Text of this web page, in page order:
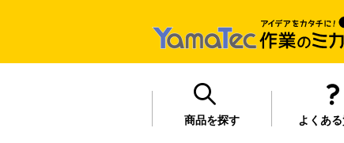
商品を探す よくあ